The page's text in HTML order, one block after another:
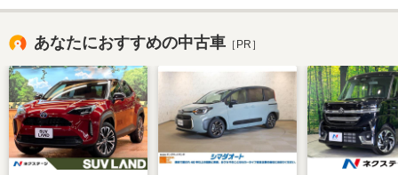
あなたにおすすめの中古車 ［PR］